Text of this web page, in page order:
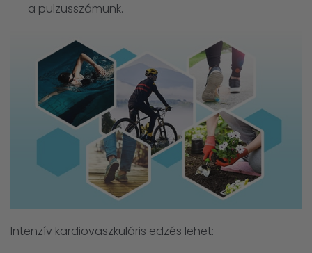
a pulzusszámunk.
Intenzív kardiovaszkuláris edzés lehet: